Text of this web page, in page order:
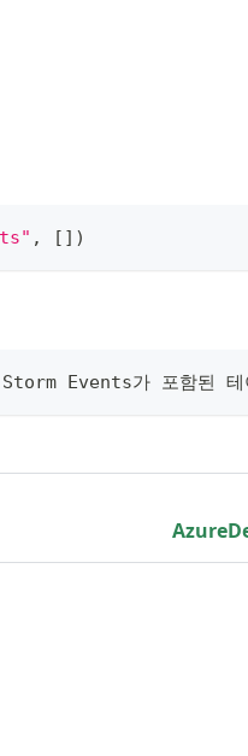
, [ ] )
Storm Events가 포함된 테